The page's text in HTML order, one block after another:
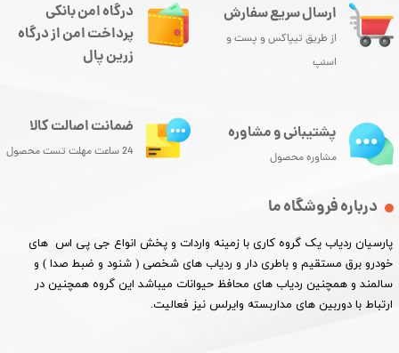
★★★★★
ارسال سریع سفارش
از طریق تیپاکس و پست و
اسنپ
درباره فروشگاه ما
پارسیان ردیاب یک گروه کاری با زمینه واردات و پخش انواع جی پی اس های
خودرو برق مستقیم و باطری دار و ردیاب های شخصی ( شنود و ضبط صدا ) و
سالمند و همچنین ردیاب های محافظ حیوانات میباشد این گروه همچنین در
ارتباط با دوربین های مداربسته وایرلس نیز فعالیت.​​​​​​​
درگاه امن بانکی
پرداخت امن از درگاه
زرین پال
پشتیبانی و مشاوره
مشاوره محصول
ضمانت اصالت کالا
24 ساعت مهلت تست محصول